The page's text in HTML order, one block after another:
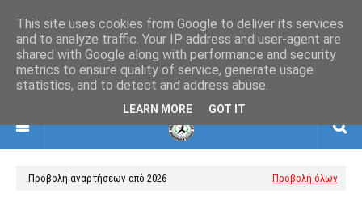
ΕΛΛΗΝΙΚΗ ΟΜΟΣΠΟΝΔΙΑ ΠΟΛΕΜΙΚΩΝ
ΤΕΧΝΩΝ
ΒΗΜΑΤΙΣΜΩΝ-ΣΚΙΑΜΑΧΙΑΣ-ΚΡΟΥΣΕΩΝ
Προβολή αναρτήσεων από 2026 Προβολή όλων
This site uses cookies from Google to deliver its services
and to analyze traffic. Your IP address and user-agent are
shared with Google along with performance and security
metrics to ensure quality of service, generate usage
statistics, and to detect and address abuse.
LEARN MORE GOT IT